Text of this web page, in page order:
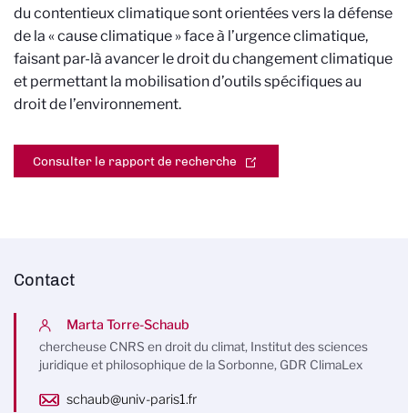
du contentieux climatique sont orientées vers la défense
de la « cause climatique » face à l’urgence climatique,
faisant par-là avancer le droit du changement climatique
et permettant la mobilisation d’outils spécifiques au
droit de l’environnement.
Consulter le rapport de recherche
Contact
Marta Torre-Schaub
chercheuse CNRS en droit du climat, Institut des sciences
juridique et philosophique de la Sorbonne, GDR ClimaLex
schaub@univ-paris1.fr